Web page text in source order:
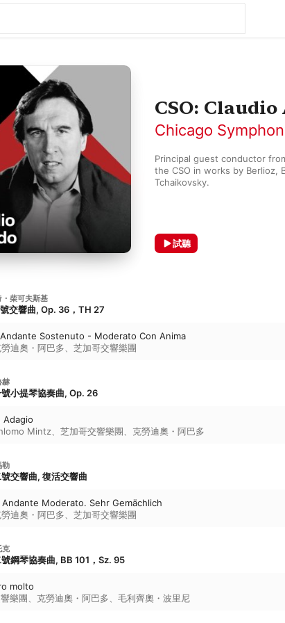
CSO: Claudio
Chicago
Principal guest conductor
the CSO in works by Berlioz,
Tchaikovsky.
試聽
柴可夫斯基
交響曲, Op. 36，TH 27
Sostenuto - Moderato Con Anima
勞迪奧・阿巴多
芝加哥交響樂團
赫
小提琴協奏曲, Op. 26
Adagio
Mintz
芝加哥交響樂團 克勞迪奧・阿巴多
勒
交響曲, 復活交響曲
Andante Moderato. Sehr Gemächlich
勞迪奧・阿巴多
芝加哥交響樂團
克
鋼琴協奏曲, BB 101，Sz. 95
molto
樂團
克勞迪奧・阿巴多 毛利齊奧・波里尼